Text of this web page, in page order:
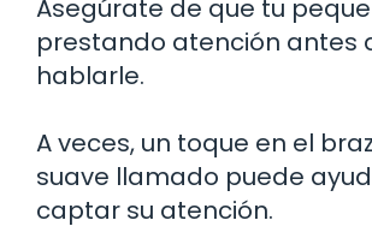
Asegúrate de que tu
prestando atención antes
hablarle.
A veces, un toque en el
suave llamado puede
captar su atención.